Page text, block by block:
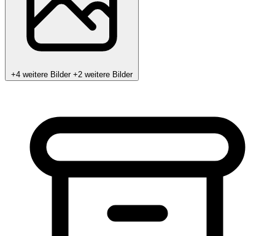
+4 weitere Bilder +2 weitere Bilder